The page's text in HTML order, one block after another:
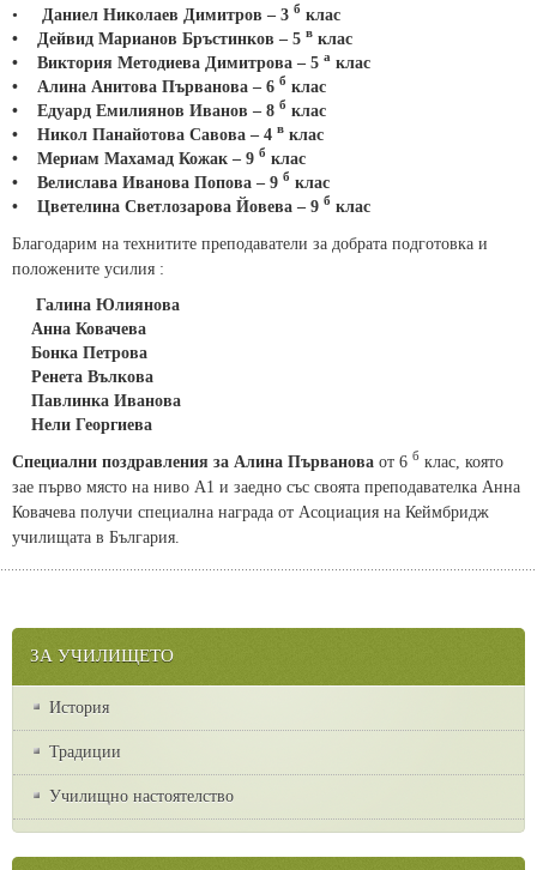
• Даниел Николаев Димитров – 3 б клас
• Дейвид Марианов Бръстинков – 5 в клас
• Виктория Методиева Димитрова – 5 а клас
• Алина Анитова Първанова – 6 б клас
• Едуард Емилиянов Иванов – 8 б клас
• Никол Панайотова Савова – 4 в клас
• Мериам Махамад Кожак – 9 б клас
• Велислава Иванова Попова – 9 б клас
• Цветелина Светлозарова Йовева – 9 б клас
Благодарим на технитите преподаватели за добрата подготовка и
положените усилия :
Галина Юлиянова
Анна Ковачева
Бонка Петрова
Ренета Вълкова
Павлинка Иванова
Нели Георгиева
Специални поздравления за Алина Първанова от 6 б клас, която
зае първо място на ниво А1 и заедно със своята преподавателка Анна
Ковачева получи специална награда от Асоциация на Кеймбридж
училищата в България.
ЗА УЧИЛИЩЕТО
История
Традиции
Училищно настоятелство